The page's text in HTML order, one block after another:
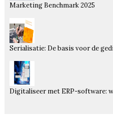
Marketing Benchmark 2025
Serialisatie: De basis voor de
Digitaliseer met ERP-software: